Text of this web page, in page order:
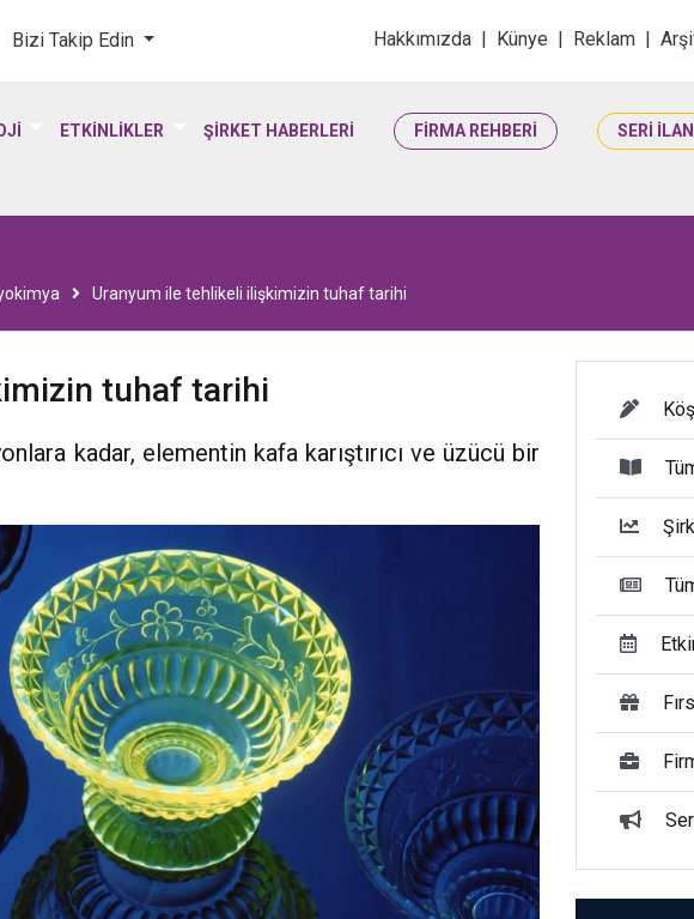
& Yaşam Bilimleri
Bizi Takip Edin Hakkımızda | Künye | Reklam |
ETKİNLİKLER ŞİRKET HABERLERİ FİRMA REHBERİ SERİ
Uranyum ile tehlikeli ilişkimizin tuhaf tarihi
tuhaf tarihi
kadar, elementin kafa karıştırıcı ve üzücü bir